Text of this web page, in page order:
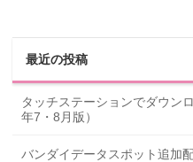
最近の投稿
タッチステーションでダウン
年7・8月版）
バンダイデータスポット追加